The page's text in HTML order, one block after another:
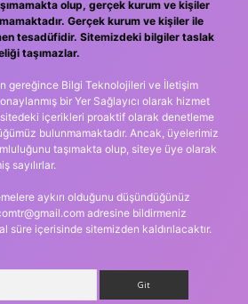
olup, gerçek kurum ve kişiler
Gerçek kurum ve kişiler ile
tesadüfidir. Sitemizdeki bilgiler taslak
taşımazlar.
gereğince Bilgi Teknolojileri ve İletişim
bir Yer Sağlayıcı olarak hizmet
içerikleri proaktif olarak denetleme
bulunmamaktadır. Ancak, üyelerimiz
taşımakta olup, siteye üye olarak
sayılırlar.
aykırı olduğunu düşündüğünüz
adresine bildirmeniz
süre içerisinde sitemizden kaldırılacaktır.